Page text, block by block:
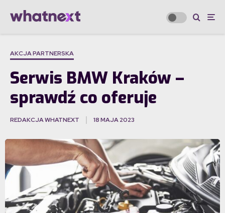
AKCJA PARTNERSKA
Serwis BMW Kraków –
sprawdź co oferuje
REDAKCJA WHATNEXT 18 MAJA 2023